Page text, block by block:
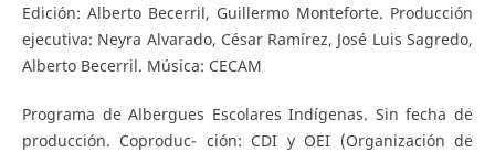
Edición: Alberto Becerril, Guillermo Monteforte. Producción
ejecutiva: Neyra Alvarado, César Ramírez, José Luis Sagredo,
Alberto Becerril. Música: CECAM
Programa de Albergues Escolares Indígenas. Sin fecha de
producción. Coproduc- ción: CDI y OEI (Organización de